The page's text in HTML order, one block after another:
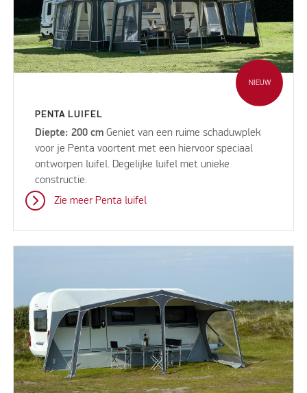
NIEUW
PENTA LUIFEL
Diepte: 200 cmGeniet van een ruime schaduwplek
voor je Penta voortent met een hiervoor speciaal
ontworpen luifel. Degelijke luifel met unieke
constructie.
Zie meer Penta luifel